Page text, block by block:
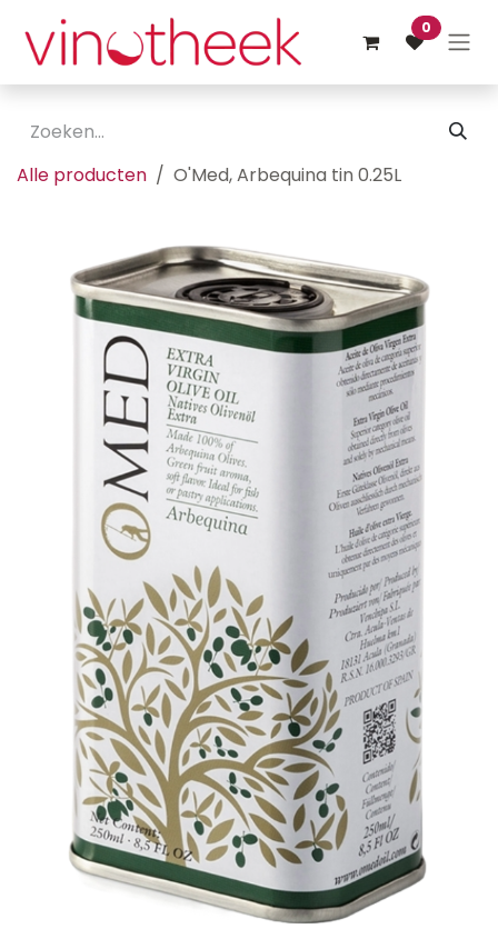
Overslaan naar inhoud
0
Alle producten O'Med, Arbequina tin 0.25L